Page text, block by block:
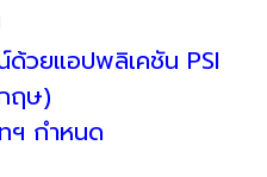
วยแอปพลิเคชัน PSI
ฤษ)
ฯ กำหนด